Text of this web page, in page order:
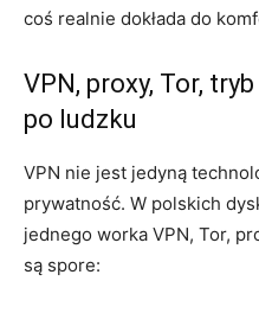
coś realnie dokłada do
VPN, proxy, Tor,
po ludzku
VPN nie jest jedyną
prywatność. W polskich
jednego worka VPN, Tor,
są spore: